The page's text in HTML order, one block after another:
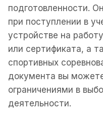
подготовленности.
при поступлении в
устройстве на
или сертификата, а
спортивных
документа вы
ограничениями в
деятельности.